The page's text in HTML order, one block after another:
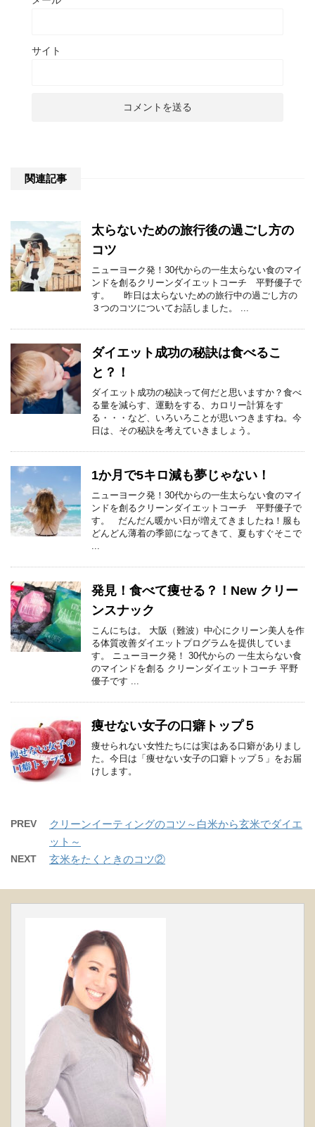
サイト
関連記事
太らないための旅行後の過ごし方の
コツ
ニューヨーク発！30代からの一生太らない食のマイ
ンドを創るクリーンダイエットコーチ 平野優子で
す。 昨日は太らないための旅行中の過ごし方の
３つのコツについてお話しました。 ...
ダイエット成功の秘訣は食べるこ
と？！
ダイエット成功の秘訣って何だと思いますか？食べ
る量を減らす、運動をする、カロリー計算をす
る・・・など、いろいろことが思いつきますね。今
日は、その秘訣を考えていきましょう。
1か月で5キロ減も夢じゃない！
ニューヨーク発！30代からの一生太らない食のマイ
ンドを創るクリーンダイエットコーチ 平野優子で
す。 だんだん暖かい日が増えてきましたね！服も
どんどん薄着の季節になってきて、夏もすぐそこで
発見！食べて痩せる？！New クリー
ンスナック
こんにちは。 大阪（難波）中心にクリーン美人を作
る体質改善ダイエットプログラムを提供していま
す。 ニューヨーク発！ 30代からの 一生太らない食
のマインドを創る クリーンダイエットコーチ 平野
優子です ...
痩せない女子の口癖トップ５
痩せられない女性たちには実はある口癖がありまし
た。今日は「痩せない女子の口癖トップ５」をお届
けします。
PREV
クリーンイーティングのコツ～白米から玄米でダイエ
ット～
NEXT 玄米をたくときのコツ②